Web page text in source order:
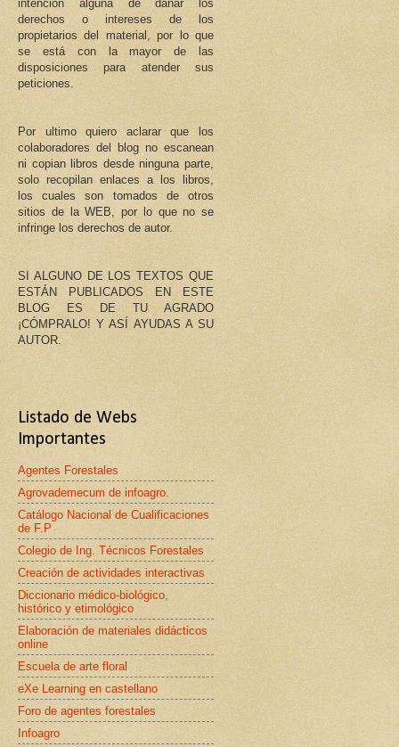
intención alguna de dañar los
derechos o intereses de los
propietarios del material, por lo que
se está con la mayor de las
disposiciones para atender sus
peticiones.
Por ultimo quiero aclarar que los
colaboradores del blog no escanean
ni copian libros desde ninguna parte,
solo recopilan enlaces a los libros,
los cuales son tomados de otros
sitios de la WEB, por lo que no se
infringe los derechos de autor.
SI ALGUNO DE LOS TEXTOS QUE
ESTÁN PUBLICADOS EN ESTE
BLOG ES DE TU AGRADO
¡CÓMPRALO! Y ASÍ AYUDAS A SU
AUTOR.
Listado de Webs
Importantes
Agentes Forestales
Agrovademecum de infoagro.
Catálogo Nacional de Cualificaciones
de F.P
Colegio de Ing. Técnicos Forestales
Creación de actividades interactivas
Diccionario médico-biológico,
histórico y etimológico
Elaboración de materiales didácticos
online
Escuela de arte floral
eXe Learning en castellano
Foro de agentes forestales
Infoagro